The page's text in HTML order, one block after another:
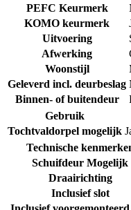
PEFC Keurmerk
KOMO keurmerk
Uitvoering
Afwerking
Woonstijl
Geleverd incl. deurbeslag
Binnen- of buitendeur
Gebruik
Tochtvaldorpel mogelijk
Technische
Schuifdeur Mogelijk
Draairichting
Inclusief slot